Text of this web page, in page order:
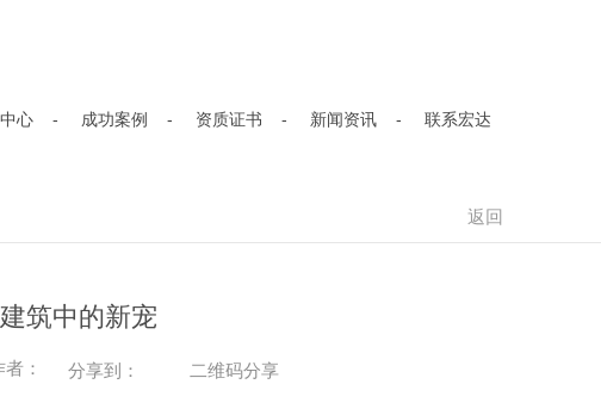
心 成功案例 资质证书 新闻资讯 联系宏达
返回
筑中的新宠
： 分享到： 二维码分享